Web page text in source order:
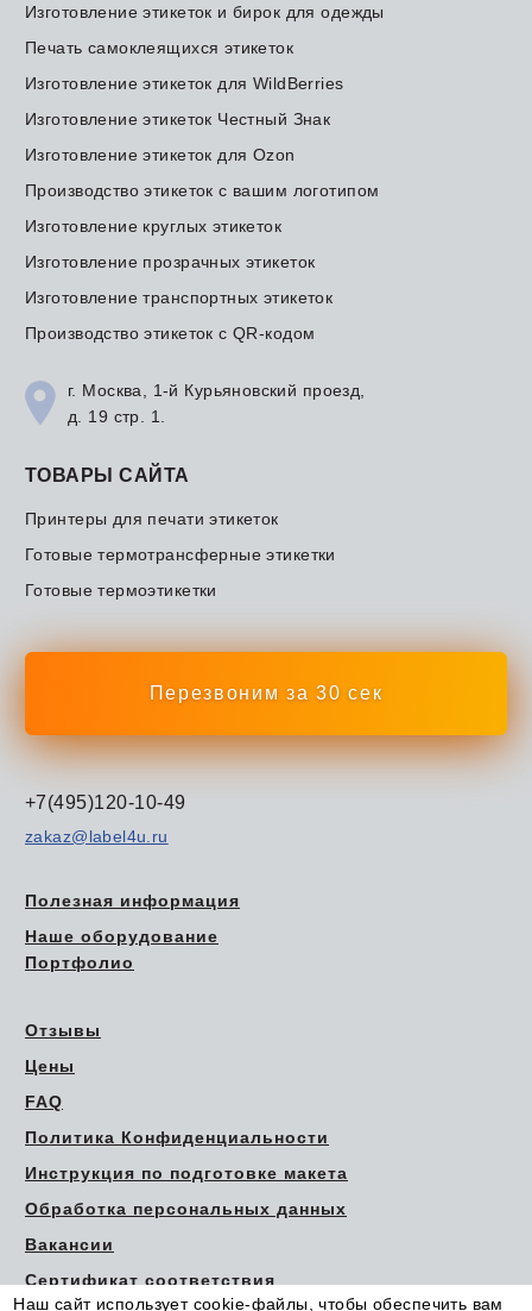
Изготовление этикеток и бирок для одежды
Печать самоклеящихся этикеток
Изготовление этикеток для WildBerries
Изготовление этикеток Честный Знак
Изготовление этикеток для Ozon
Производство этикеток с вашим логотипом
Изготовление круглых этикеток
Изготовление прозрачных этикеток
Изготовление транспортных этикеток
Производство этикеток с QR-кодом
г. Москва, 1-й Курьяновский проезд,
д. 19 стр. 1.
ТОВАРЫ САЙТА
Принтеры для печати этикеток
Готовые термотрансферные этикетки
Готовые термоэтикетки
Перезвоним за 30 сек
+7(495)120-10-49
zakaz@label4u.ru
Полезная информация
Наше оборудование
Портфолио
Отзывы
Цены
FAQ
Политика Конфиденциальности
Инструкция по подготовке макета
Обработка персональных данных
Вакансии
Сертификат соответствия
Наш сайт использует cookie-файлы, чтобы обеспечить вам